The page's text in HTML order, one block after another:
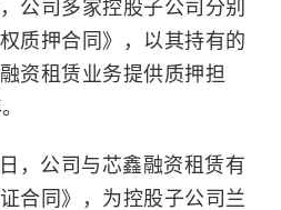
公司多家控股子公司分别
质押合同》，以其持有的
资租赁业务提供质押担
，公司与芯鑫融资租赁有
合同》，为控股子公司兰